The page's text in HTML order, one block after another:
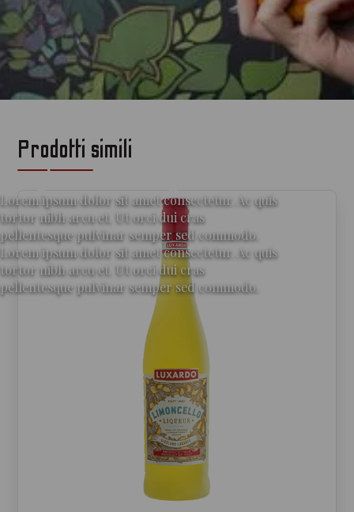
per gli amanti del gin
Lorem ipsum dolor sit amet consectetur. Ac quis
tortor nibh arcu et. Ut orci dui cras
pellentesque pulvinar semper sed commodo.
Lorem ipsum dolor sit amet consectetur. Ac quis
tortor nibh arcu et. Ut orci dui cras
pellentesque pulvinar semper sed commodo.
Prodotti simili